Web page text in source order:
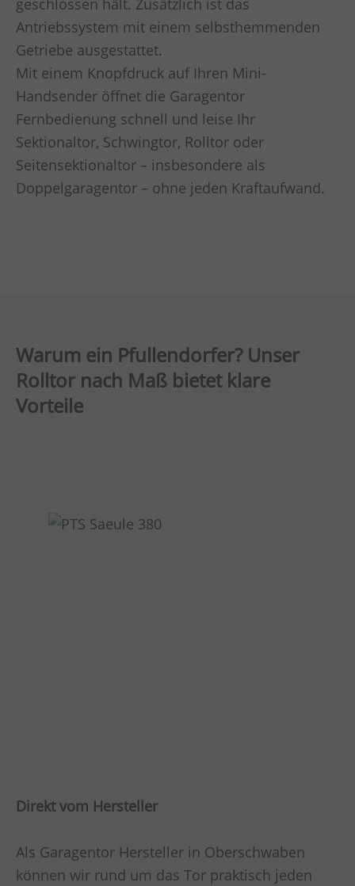
geschlossen hält. Zusätzlich ist das
Antriebssystem mit einem selbsthemmenden
Getriebe ausgestattet.
Mit einem Knopfdruck auf Ihren Mini-
Handsender öffnet die Garagentor
Fernbedienung schnell und leise Ihr
Sektionaltor, Schwingtor, Rolltor oder
Seitensektionaltor – insbesondere als
Doppelgaragentor – ohne jeden Kraftaufwand.
Warum ein Pfullendorfer? Unser
Rolltor nach Maß bietet klare
Vorteile
Direkt vom Hersteller
Als Garagentor Hersteller in Oberschwaben
können wir rund um das Tor praktisch jeden